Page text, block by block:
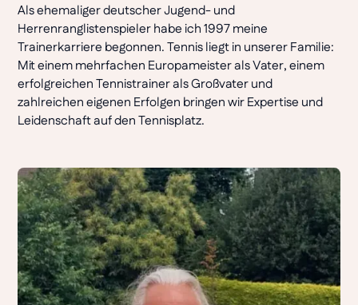
Als ehemaliger deutscher Jugend- und
Herrenranglistenspieler habe ich 1997 meine
Trainerkarriere begonnen. Tennis liegt in unserer Familie:
Mit einem mehrfachen Europameister als Vater, einem
erfolgreichen Tennistrainer als Großvater und
zahlreichen eigenen Erfolgen bringen wir Expertise und
Leidenschaft auf den Tennisplatz.